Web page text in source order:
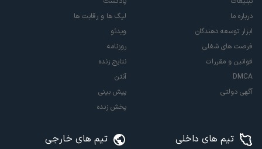
درباره ما
ابزار توسعه دهندگان
فرصت های شغلی
قوانین و مقررات
DMCA
آگهی دولتی
لیگ ها و رقابت ها
ویدئو
روزنامه
نتایج زنده
آنتن
پیش بینی
پخش زنده
تیم های داخلی تیم های خارجی